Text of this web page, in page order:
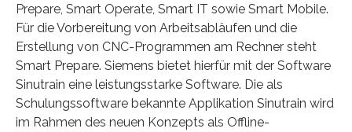
Prepare, Smart Operate, Smart IT sowie Smart Mobile.
Für die Vorbereitung von Arbeitsabläufen und die
Erstellung von CNC-Programmen am Rechner steht
Smart Prepare. Siemens bietet hierfür mit der Software
Sinutrain eine leistungsstarke Software. Die als
Schulungssoftware bekannte Applikation Sinutrain wird
im Rahmen des neuen Konzepts als Offline-